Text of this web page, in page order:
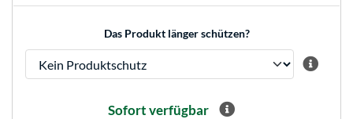
Das Produkt länger schützen?
Sofort verfügbar